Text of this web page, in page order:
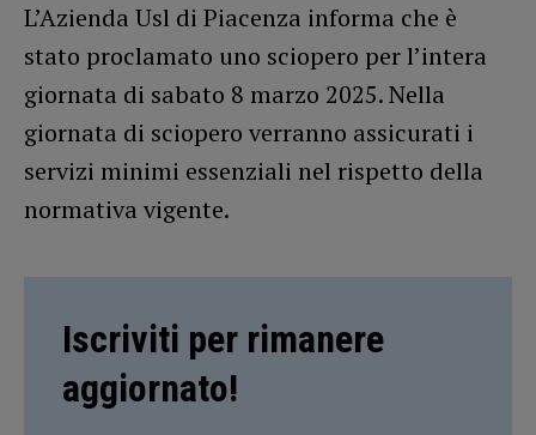
L’Azienda Usl di Piacenza informa che è
stato proclamato uno sciopero per l’intera
giornata di sabato 8 marzo 2025. Nella
giornata di sciopero verranno assicurati i
servizi minimi essenziali nel rispetto della
normativa vigente.
Iscriviti per rimanere
aggiornato!